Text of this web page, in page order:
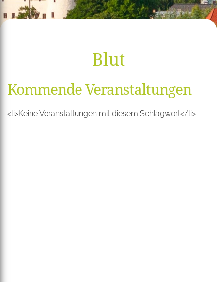
Blut
Kommende Veranstaltungen
<li>Keine Veranstaltungen mit diesem Schlagwort</li>